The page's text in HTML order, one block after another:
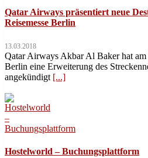
Qatar Airways präsentiert neue
Reisemesse Berlin
13.03.2018
Qatar Airways Akbar Al Baker hat
Berlin eine Erweiterung des
angekündigt [...]
Hostelworld – Buchungsplattform